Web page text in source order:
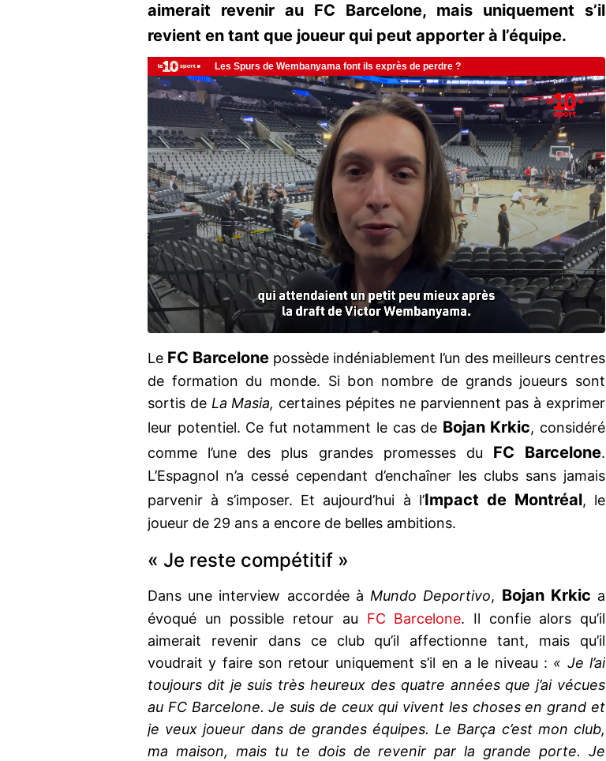
aimerait revenir au FC Barcelone, mais uniquement s’il
revient en tant que joueur qui peut apporter à l’équipe.
Le FC Barcelone possède indéniablement l’un des meilleurs centres
de formation du monde. Si bon nombre de grands joueurs sont
sortis de La Masia, certaines pépites ne parviennent pas à exprimer
leur potentiel. Ce fut notamment le cas de Bojan Krkic, considéré
comme l’une des plus grandes promesses du FC Barcelone.
L’Espagnol n’a cessé cependant d’enchaîner les clubs sans jamais
parvenir à s’imposer. Et aujourd’hui à l’Impact de Montréal, le
joueur de 29 ans a encore de belles ambitions.
« Je reste compétitif »
Dans une interview accordée àMundo Deportivo, Bojan Krkic a
évoqué un possible retour au FC Barcelone. Il confie alors qu’il
aimerait revenir dans ce club qu’il affectionne tant, mais qu’il
voudrait y faire son retour uniquement s’il en a le niveau : « Je l’ai
toujours dit je suis très heureux des quatre années que j’ai vécues
au FC Barcelone. Je suis de ceux qui vivent les choses en grand et
je veux joueur dans de grandes équipes. Le Barça c’est mon club,
ma maison, mais tu te dois de revenir par la grande porte. Je